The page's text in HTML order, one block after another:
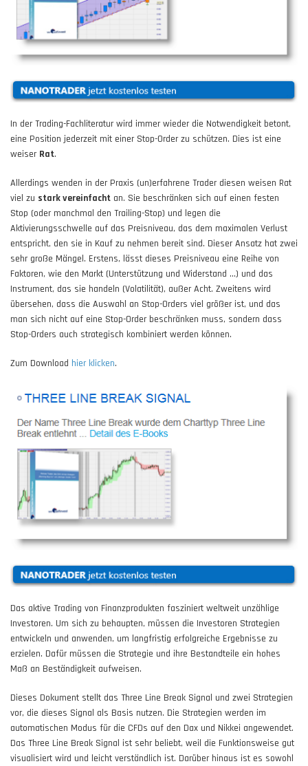
In der Trading-Fachliteratur wird immer wieder die Notwendigkeit betont,
eine Position jederzeit mit einer Stop-Order zu schützen. Dies ist eine
weiser Rat.
Allerdings wenden in der Praxis (un)erfahrene Trader diesen weisen Rat
viel zu stark vereinfacht an. Sie beschränken sich auf einen festen
Stop (oder manchmal den Trailing-Stop) und legen die
Aktivierungsschwelle auf das Preisniveau, das dem maximalen Verlust
entspricht, den sie in Kauf zu nehmen bereit sind. Dieser Ansatz hat zwei
sehr große Mängel. Erstens, lässt dieses Preisniveau eine Reihe von
Faktoren, wie den Markt (Unterstützung und Widerstand ...) und das
Instrument, das sie handeln (Volatilität), außer Acht. Zweitens wird
übersehen, dass die Auswahl an Stop-Orders viel größer ist, und das
man sich nicht auf eine Stop-Order beschränken muss, sondern dass
Stop-Orders auch strategisch kombiniert werden können.
Zum Download hier klicken.
Das aktive Trading von Finanzprodukten fasziniert weltweit unzählige
Investoren. Um sich zu behaupten, müssen die Investoren Strategien
entwickeln und anwenden, um langfristig erfolgreiche Ergebnisse zu
erzielen. Dafür müssen die Strategie und ihre Bestandteile ein hohes
Maß an Beständigkeit aufweisen.
Dieses Dokument stellt das Three Line Break Signal und zwei Strategien
vor, die dieses Signal als Basis nutzen. Die Strategien werden im
automatischen Modus für die CFDs auf den Dax und Nikkei angewendet.
Das Three Line Break Signal ist sehr beliebt, weil die Funktionsweise gut
visualisiert wird und leicht verständlich ist. Darüber hinaus ist es sowohl